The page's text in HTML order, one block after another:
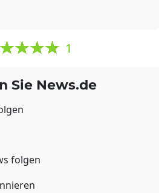
1
Sie News.de
folgen